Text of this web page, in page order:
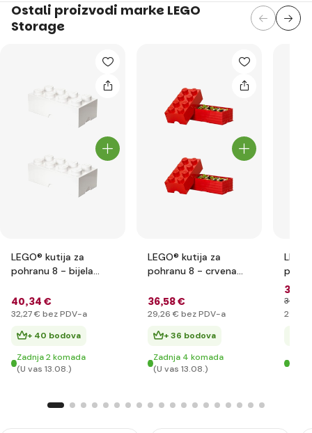
Ostali proizvodi marke LEGO
Storage
LEGO® kutija za
pohranu 8 - bijela
40,34 €
32,27 € bez PDV-a
+ 40 bodova
Zadnja 2 komada
(U vas 13.08.)
LEGO® kutija za
pohranu 8 - crvena
36,58 €
29,26 € bez PDV-a
+ 36 bodova
Zadnja 4 komada
(U vas 13.08.)
250
36
36
29
(U